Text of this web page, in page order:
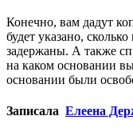
Конечно, вам дадут
будет указано,
задержаны. А также
на каком основании
основании были
Записала Елеена